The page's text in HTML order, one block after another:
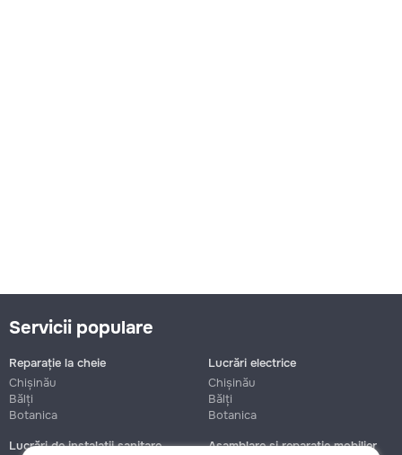
Servicii populare
Reparație la cheie
Chișinău
Bălți
Botanica
Lucrări electrice
Chișinău
Bălți
Botanica
Lucrări de instalații sanitare
Asamblare și reparație mobilier